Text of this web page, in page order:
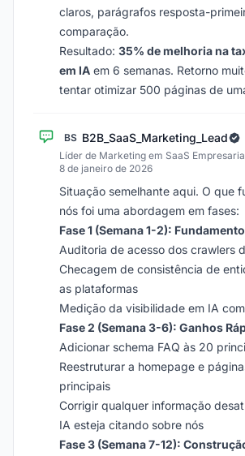
claros, parágrafos resposta-
comparação.
Resultado: 35% de melhoria na
em IA em 6 semanas. Retorno
tentar otimizar 500 páginas de
BS B2B_SaaS_Marketing_Lead
Líder de Marketing em SaaS
8 de janeiro de 2026
Situação semelhante aqui. O que
nós foi uma abordagem em fases:
Fase 1 (Semana 1-2): Fundamento
Auditoria de acesso dos crawlers
Checagem de consistência de
as plataformas
Medição da visibilidade em IA
Fase 2 (Semana 3-6): Ganhos
Adicionar schema FAQ às 20
Reestruturar a homepage e
principais
Corrigir qualquer informação
IA esteja citando sobre nós
Fase 3 (Semana 7-12):